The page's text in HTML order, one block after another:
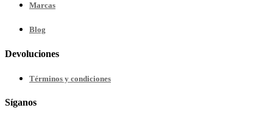
Marcas
Blog
Devoluciones
Términos y condiciones
Síganos